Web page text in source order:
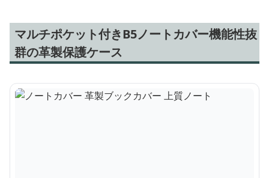
マルチポケット付きB5ノートカバー機能性抜
群の革製保護ケース